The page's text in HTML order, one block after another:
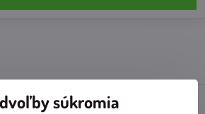
súkromia